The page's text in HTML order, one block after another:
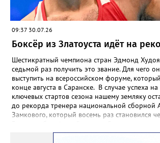
09:37 30.07.26
Боксёр из Златоуста идёт на
Шестикратный чемпиона стран Эдмонд
седьмой раз получить это звание. Для чего
выступить на всероссийском форуме,
конце августа в Саранске. В случае успеха
ключевых стартов сезона нашему земляку
до рекорда тренера национальной сборной
Замкового, который восемь раз становился
стартует в Челябинске. На ринг ДС «Юность»